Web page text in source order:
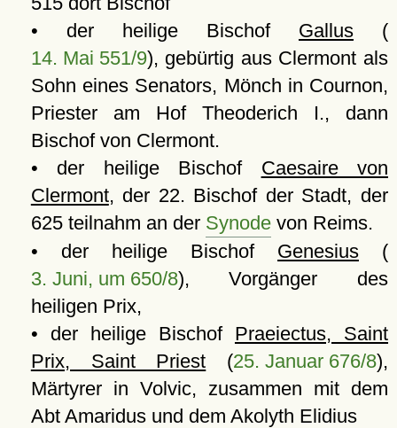
• der heilige Bischof Gallus(
14. Mai 551/9), gebürtig aus Clermont als
Sohn eines Senators, Mönch in Cournon,
Priester am Hof Theoderich I., dann
Bischof von Clermont.
• der heilige Bischof Caesaire von
Clermont, der 22. Bischof der Stadt, der
625 teilnahm an der Synodevon Reims.
• der heilige Bischof Genesius(
3. Juni, um 650/8), Vorgänger des
heiligen Prix,
• der heilige Bischof Praeiectus, Saint
Prix, Saint Priest (25. Januar 676/8),
Märtyrer in Volvic, zusammen mit dem
Abt Amaridus und dem Akolyth Elidius